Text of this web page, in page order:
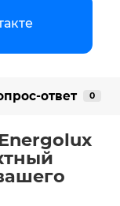
ответ 0